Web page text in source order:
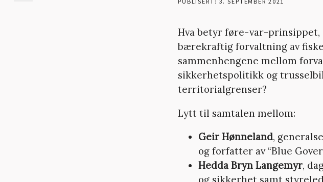
Hva betyr føre-var-
bærekraftig forvaltning av
sammenhengene mellom
sikkerhetspolitikk og
territorialgrenser?
Lytt til samtalen mellom:
Geir Hønneland,
og forfatter av “Blue
Hedda Bryn Langemyr,